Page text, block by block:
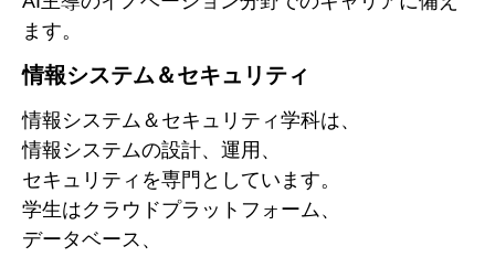
ます。
情報システム＆セキュリティ
情報システム＆セキュリティ学科は、
情報システムの設計、運用、
セキュリティを専門としています。
学生はクラウドプラットフォーム、
データベース、